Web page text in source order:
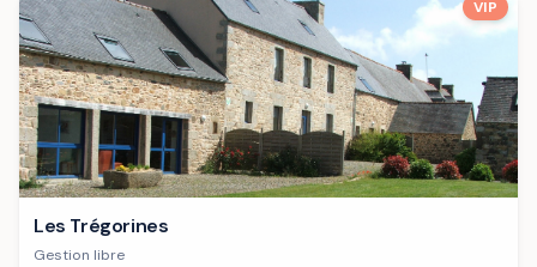
VIP
Les Trégorines
Gestion libre